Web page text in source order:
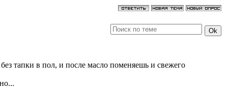
тапки в пол, и после масло поменяешь и свежего